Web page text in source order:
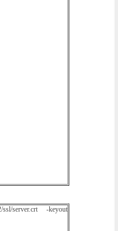
server.crt -keyout